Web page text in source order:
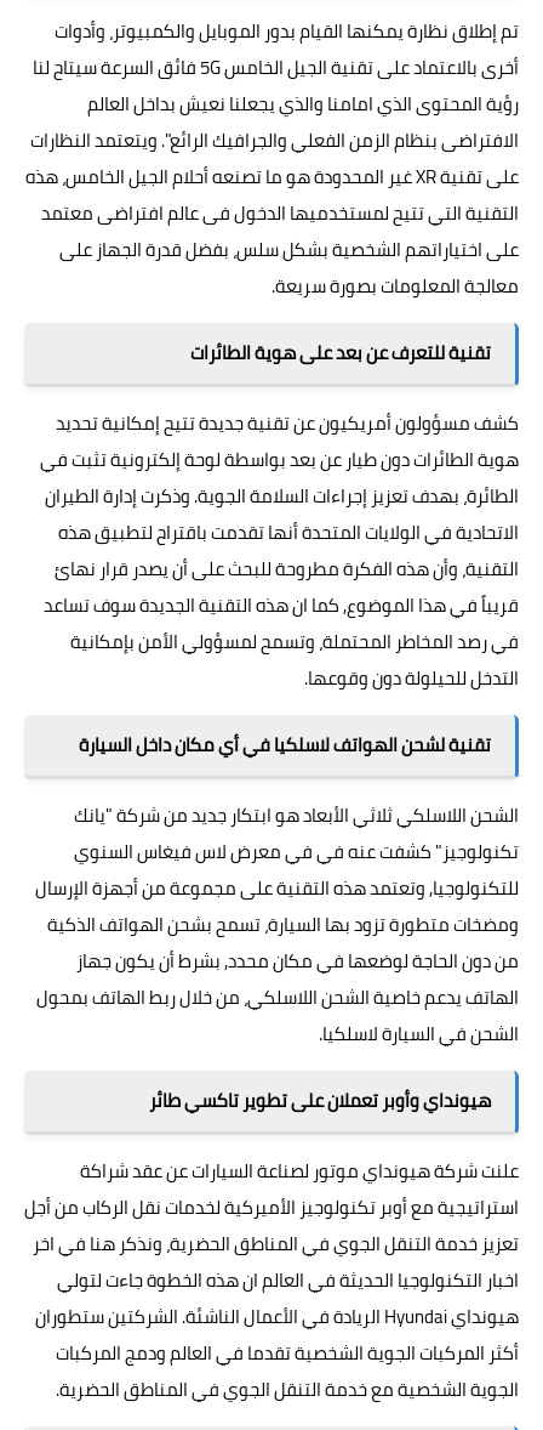
تم إطلاق نظارة يمكنها القيام بدور الموبايل والكمبيوتر، وأدوات
أخرى بالاعتماد على تقنية الجيل الخامس 5G فائق السرعة سيتاح لنا
رؤية المحتوى الذي امامنا والذي يجعلنا نعيش بداخل العالم
الافتراضى بنظام الزمن الفعلي والجرافيك الرائع". ويتعتمد النظارات
على تقنية XR غير المحدودة هو ما تصنعه أحلام الجيل الخامس، هذه
التقنية التي تتيح لمستخدميها الدخول فى عالم افتراضى معتمد
على اختياراتهم الشخصية بشكل سلس، بفضل قدرة الجهاز على
معالجة المعلومات بصورة سريعة.
تقنية للتعرف عن بعد على هوية الطائرات
كشف مسؤولون أمريكيون عن تقنية جديدة تتيح إمكانية تحديد
هوية الطائرات دون طيار عن بعد بواسطة لوحة إلكترونية تثبت في
الطائرة، بهدف تعزيز إجراءات السلامة الجوية. وذكرت إدارة الطيران
الاتحادية في الولايات المتحدة أنها تقدمت باقتراح لتطبيق هذه
التقنية، وأن هذه الفكرة مطروحة للبحث على أن يصدر قرار نهائ
قريباً في هذا الموضوع, كما ان هذه التقنية الجديدة سوف تساعد
في رصد المخاطر المحتملة، وتسمح لمسؤولي الأمن بإمكانية
التدخل للحيلولة دون وقوعها.
تقنية لشحن الهواتف لاسلكيا في أي مكان داخل السيارة
الشحن اللاسلكي ثلاثي الأبعاد هو ابتكار جديد من شركة "يانك
تكنولوجيز" كشفت عنه في في معرض لاس فيغاس السنوي
للتكنولوجيا, وتعتمد هذه التقنية على مجموعة من أجهزة الإرسال
ومضخات متطورة تزود بها السيارة، تسمح بشحن الهواتف الذكية
من دون الحاجة لوضعها في مكان محدد, بشرط أن يكون جهاز
الهاتف يدعم خاصيةالشحن اللاسلكي، من خلال ربط الهاتف بمحول
الشحن في السيارة لاسلكيا.
هيونداي وأوبر تعملان على تطوير تاكسي طائر
علنت شركة هيونداي موتور لصناعة السيارات عن عقد شراكة
استراتيجية مع أوبر تكنولوجيز الأميركية لخدمات نقل الركاب من أجل
تعزيز خدمة التنقل الجوي في المناطق الحضرية، ونذكر هنا في اخر
اخبار التكنولوجيا الحديثة في العالم ان هذه الخطوة جاءت لتولي
هيونداي Hyundai الريادة في الأعمال الناشئة. الشركتين ستطوران
أكثر المركبات الجوية الشخصية تقدما في العالم ودمج المركبات
الجوية الشخصية مع خدمة التنقل الجوي في المناطق الحضرية.